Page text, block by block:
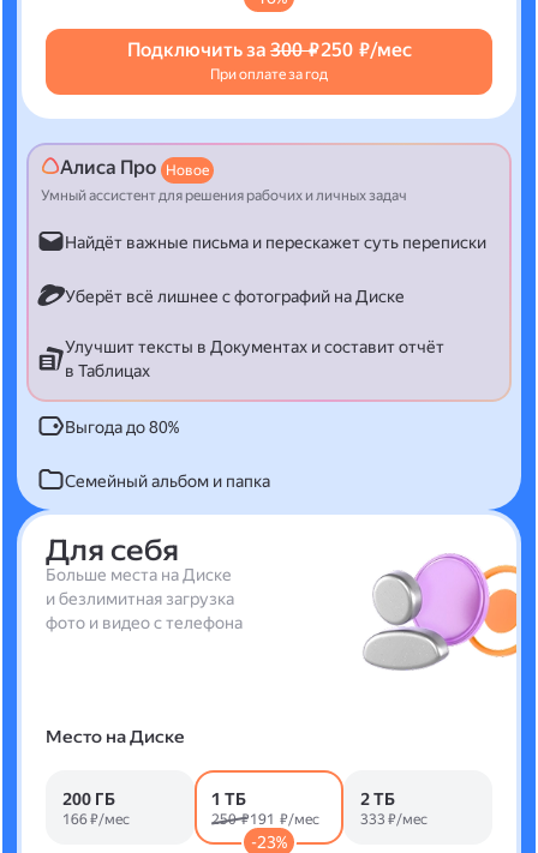
Для себя
Больше места на Диске
и безлимитная загрузка
фото и видео с телефона
Место на Диске
200 ГБ
166 ₽/мес
1 ТБ
250 ₽ 191 ₽/мес
-23%
2 ТБ
333 ₽/мес
Подключить за 300 ₽250 ₽/мес
При оплате за год
Алиса Про
Новое
Умный ассистент для решения рабочих и личных задач
Найдёт важные письма и перескажет суть переписки
Уберёт всё лишнее с фотографий на Диске
Улучшит тексты в Документах и составит отчёт
в Таблицах
Выгода до 80%
Семейный альбом и папка